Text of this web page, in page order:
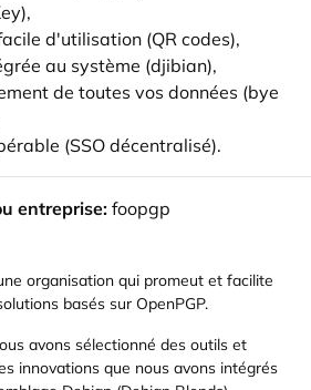
d'utilisation (QR codes),
au système (djibian),
de toutes vos données (bye
(SSO décentralisé).
entreprise: foopgp
organisation qui promeut et facilite
basés sur OpenPGP.
avons sélectionné des outils et
innovations que nous avons intégrés